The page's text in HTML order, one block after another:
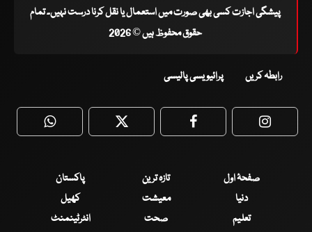
پیشگی اجازت کسی بھی صورت میں استعمال یا نقل کرنا درست نہیں۔ تمام
حقوق محفوظ ہیں © 2026
رابطہ کریں پرائیویسی پالیسی
WhatsApp Twitter Facebook
صفحۂ اول تازہ ترین
پاکستان
دنیا
معیشت
کھیل
تعلیم
صحت
انٹرٹینمنٹ